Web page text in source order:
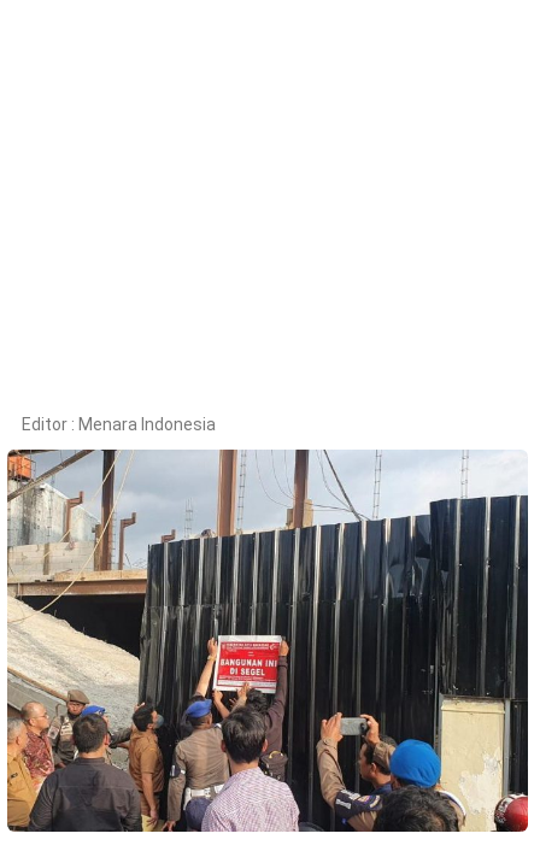
©
Copyright
2026
Menara
Indonesia
.
All
Right
Reserve
Editor : Menara Indonesia